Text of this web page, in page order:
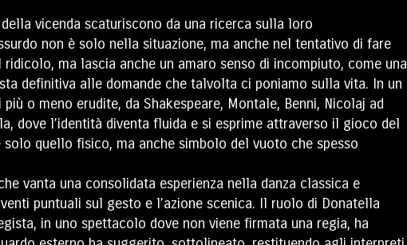
vicenda scaturiscono da una ricerca sulla loro
non è solo nella situazione, ma anche nel tentativo di fare
ma lascia anche un amaro senso di incompiuto, come una
definitiva alle domande che talvolta ci poniamo sulla vita. In un
o meno erudite, da Shakespeare, Montale, Benni, Nicolaj ad
dove l’identità diventa fluida e si esprime attraverso il gioco del
quello fisico, ma anche simbolo del vuoto che spesso
vanta una consolidata esperienza nella danza classica e
puntuali sul gesto e l’azione scenica. Il ruolo di Donatella
in uno spettacolo dove non viene firmata una regia, ha